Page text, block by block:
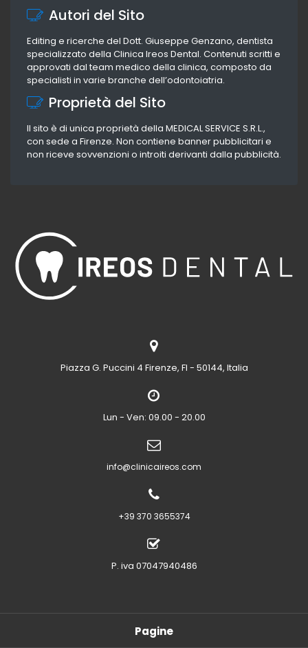
Autori del Sito
Editing e ricerche del Dott. Giuseppe Genzano, dentista
specializzato della Clinica Ireos Dental. Contenuti scritti e
approvati dal team medico della clinica, composto da
specialisti in varie branche dell’odontoiatria.
Proprietà del Sito
Il sito è di unica proprietà della MEDICAL SERVICE S.R.L.,
con sede a Firenze. Non contiene banner pubblicitari e
non riceve sovvenzioni o introiti derivanti dalla pubblicità.
Piazza G. Puccini 4 Firenze, FI - 50144, Italia
Lun - Ven: 09.00 - 20.00
info@clinicaireos.com
+39 370 3655374
P. iva 07047940486
Pagine